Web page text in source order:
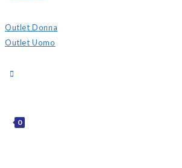
Outlet Donna
Outlet Uomo
0